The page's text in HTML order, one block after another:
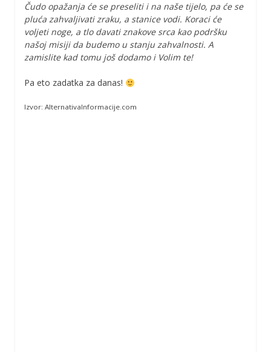
Čudo opažanja će se preseliti i na naše tijelo, pa će se
pluća zahvaljivati zraku, a stanice vodi. Koraci će
voljeti noge, a tlo davati znakove srca kao podršku
našoj misiji da budemo u stanju zahvalnosti. A
zamislite kad tomu još dodamo i Volim te!
Pa eto zadatka za danas!
Izvor: AlternativaInformacije.com